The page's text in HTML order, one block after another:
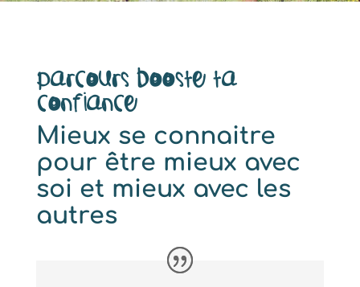
PARCOURS Booste ta
confiance
Mieux se connaitre
pour être mieux avec
soi et mieux avec les
autres